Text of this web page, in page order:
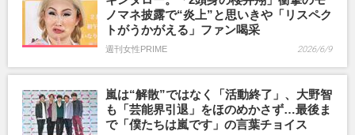
ノマネ披露で“炎上”と思いきや「リスペク
トがうかがえる」ファン喝采
週刊女性PRIME 2026/6/9
嵐は“解散”ではなく「活動終了」、大野智
も「芸能界引退」をほのめかさず…最後ま
で「僕たちは嵐です」の言葉チョイス